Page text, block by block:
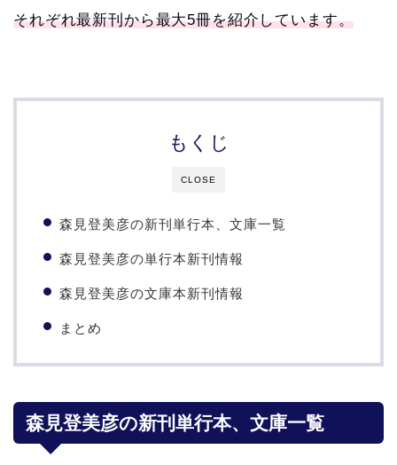
それぞれ最新刊から最大5冊を紹介しています。
CLOSE
もくじ
森見登美彦の新刊単行本、文庫一覧
森見登美彦の単行本新刊情報
森見登美彦の文庫本新刊情報
まとめ
森見登美彦の新刊単行本、文庫一覧